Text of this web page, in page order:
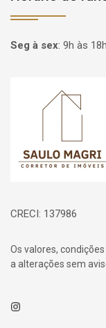
Seg à sex: 9h às 18h
Página inicial
CRECI: 137986
Os valores,
a alterações sem
Instagram